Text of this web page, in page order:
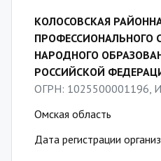
КОЛОСОВСКАЯ
ПРОФЕССИОНАЛЬНОГО
НАРОДНОГО
РОССИЙСКОЙ
ОГРН: 1025500001196,
Омская область
Дата регистрации